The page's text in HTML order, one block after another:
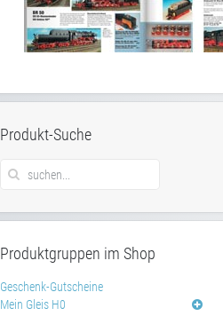
Produkt-Suche
Produktgruppen im Shop
Geschenk-Gutscheine
Mein Gleis H0